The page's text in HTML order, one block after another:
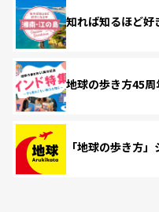
知れば知るほど好
地球の歩き方45
「地球の歩き方